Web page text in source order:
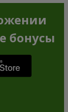
бонусы